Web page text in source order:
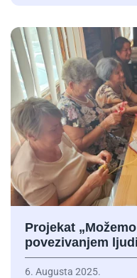
Projekat
povezivanjem ljudi
6. Augusta 2025.